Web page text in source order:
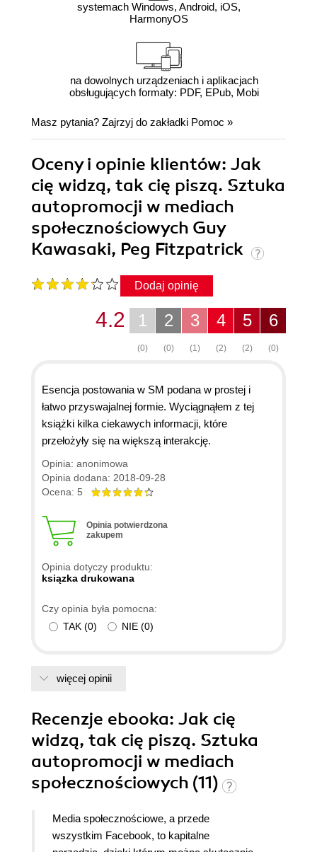
systemach Windows, Android, iOS,
HarmonyOS
na dowolnych urządzeniach i aplikacjach
obsługujących formaty: PDF, EPub, Mobi
Masz pytania? Zajrzyj do zakładki Pomoc »
Oceny i opinie klientów: Jak
cię widzą, tak cię piszą. Sztuka
autopromocji w mediach
społecznościowych Guy
Kawasaki, Peg Fitzpatrick
Dodaj opinię
6
(0)
5
(2)
4
(2)
3
(1)
2
(0)
1
(0)
4.2
Esencja postowania w SM podana w prostej i
łatwo przyswajalnej formie. Wyciągnąłem z tej
książki kilka ciekawych informacji, które
przełożyły się na większą interakcję.
Opinia: anonimowa
Opinia dodana: 2018-09-28
Ocena: 5
Opinia potwierdzona
zakupem
Opinia dotyczy produktu:
ksiązka drukowana
Czy opinia była pomocna:
TAK (0) NIE (0)
więcej opinii
Recenzje ebooka: Jak cię
widzą, tak cię piszą. Sztuka
autopromocji w mediach
społecznościowych (11)
Media społecznościowe, a przede
wszystkim Facebook, to kapitalne